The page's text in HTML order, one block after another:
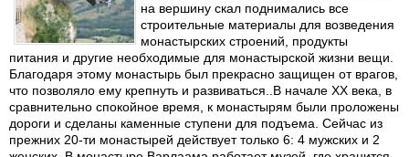
на вершину скал поднимались все
строительные материалы для возведения
монастырских строений, продукты
питания и другие необходимые для монастырской жизни вещи.
Благодаря этому монастырь был прекрасно защищен от врагов,
что позволяло ему крепнуть и развиваться..В начале XX века, в
сравнительно спокойное время, к монастырям были проложены
дороги и сделаны каменные ступени для подъема. Сейчас из
прежних 20-ти монастырей действует только 6: 4 мужских и 2